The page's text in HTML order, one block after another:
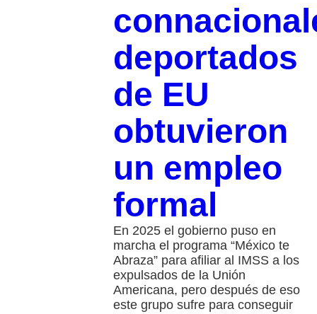
deportados
de EU
obtuvieron
un empleo
formal
En 2025 el gobierno puso en
marcha el programa “México te
Abraza” para afiliar al IMSS a los
expulsados de la Unión
Americana, pero después de eso
este grupo sufre para conseguir